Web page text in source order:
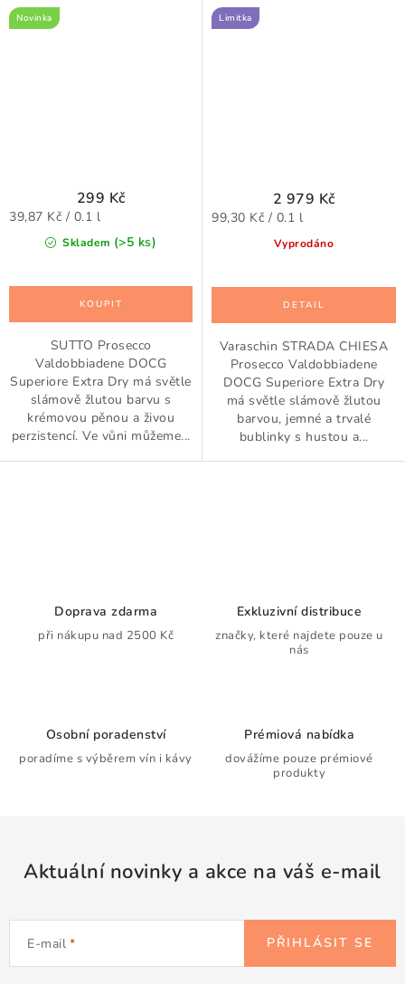
Novinka
Skladem (>5 ks)
299 Kč
Měrná
39,87 Kč / 0.1 l
SUTTO Prosecco
Valdobbiadene DOCG
Superiore Extra Dry má světle
slámově žlutou barvu s
krémovou pěnou a živou
perzistencí. Ve vůni můžeme...
Limitka
Vyprodáno
2 979 Kč
Měrná
99,30 Kč / 0.1 l
Varaschin STRADA CHIESA
Prosecco Valdobbiadene
DOCG Superiore Extra Dry
má světle slámově žlutou
barvou, jemné a trvalé
bublinky s hustou a...
s
Doprava zdarma
při nákupu nad 2500 Kč
Exkluzivní distribuce
značky, které najdete pouze u
nás
Osobní poradenství
poradíme s výběrem vín i kávy
Prémiová nabídka
dovážíme pouze prémiové
produkty
Aktuální novinky a akce na váš e-mail
E-mail PŘIHLÁSIT SE